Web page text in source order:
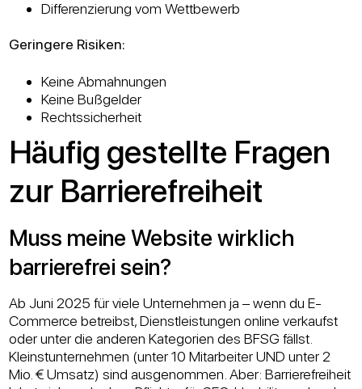
Differenzierung vom Wettbewerb
Geringere Risiken:
Keine Abmahnungen
Keine Bußgelder
Rechtssicherheit
Häufig gestellte Fragen
zur Barrierefreiheit
Muss meine Website wirklich
barrierefrei sein?
Ab Juni 2025 für viele Unternehmen ja – wenn du E-
Commerce betreibst, Dienstleistungen online verkaufst
oder unter die anderen Kategorien des BFSG fällst.
Kleinstunternehmen (unter 10 Mitarbeiter UND unter 2
Mio. € Umsatz) sind ausgenommen. Aber: Barrierefreiheit